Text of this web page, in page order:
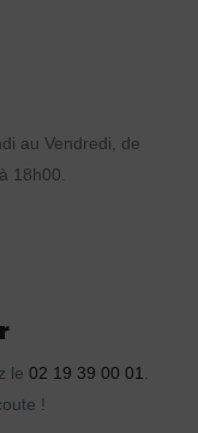
au Vendredi, de
18h00.
le 02 19 39 00 01.
!